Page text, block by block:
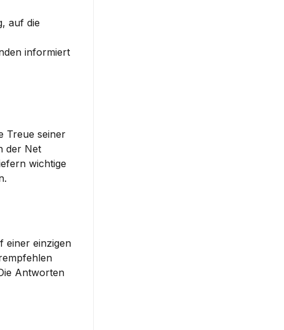
auf die
informiert
Treue seiner
der Net
wichtige
einer einzigen
Antworten